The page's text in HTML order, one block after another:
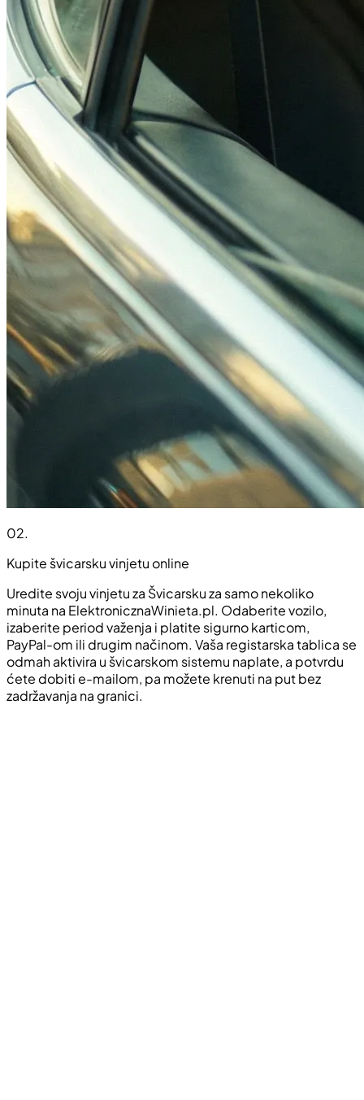
02.
Kupite švicarsku vinjetu online
Uredite svoju vinjetu za Švicarsku za samo nekoliko
minuta na ElektronicznaWinieta.pl. Odaberite vozilo,
izaberite period važenja i platite sigurno karticom,
PayPal-om ili drugim načinom. Vaša registarska tablica se
odmah aktivira u švicarskom sistemu naplate, a potvrdu
ćete dobiti e-mailom, pa možete krenuti na put bez
zadržavanja na granici.